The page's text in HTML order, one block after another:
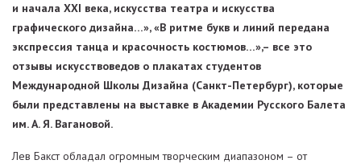
и начала ХХI века, искусства театра и искусства
графического дизайна…», «В ритме букв и линий передана
экспрессия танца и красочность костюмов…»,– все это
отзывы искусствоведов о плакатах студентов
Международной Школы Дизайна (Санкт-Петербург), которые
были представлены на выставке в Академии Русского Балета
им. А. Я. Вагановой.
Лев Бакст обладал огромным творческим диапазоном – от